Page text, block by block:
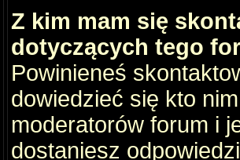
Z kim mam się
dotyczących tego
Powinieneś
dowiedzieć się kto
moderatorów forum i
dostaniesz